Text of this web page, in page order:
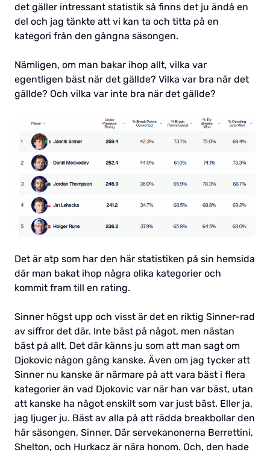
det gäller intressant statistik så finns det ju ändå en
del och jag tänkte att vi kan ta och titta på en
kategori från den gångna säsongen.
Nämligen, om man bakar ihop allt, vilka var
egentligen bäst när det gällde? Vilka var bra när det
gällde? Och vilka var inte bra när det gällde?
Det är atp som har den här statistiken på sin hemsida
där man bakat ihop några olika kategorier och
kommit fram till en rating.
Sinner högst upp och visst är det en riktig Sinner-rad
av siffror det där. Inte bäst på något, men nästan
bäst på allt. Det där känns ju som att man sagt om
Djokovic någon gång kanske. Även om jag tycker att
Sinner nu kanske är närmare på att vara bäst i flera
kategorier än vad Djokovic var när han var bäst, utan
att kanske ha något enskilt som var just bäst. Eller ja,
jag ljuger ju. Bäst av alla på att rädda breakbollar den
här säsongen, Sinner. Där servekanonerna Berrettini,
Shelton, och Hurkacz är nära honom. Och, den hade